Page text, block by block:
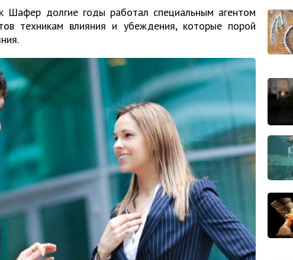
Шафер долгие годы работал специальным агентом
техникам влияния и убеждения, которые порой